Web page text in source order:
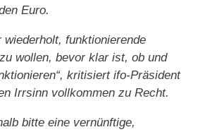
Euro.
wiederholt, funktionierende
wollen, bevor klar ist, ob und
kritisiert ifo-Präsident
Irrsinn vollkommen zu Recht.
bitte eine vernünftige,